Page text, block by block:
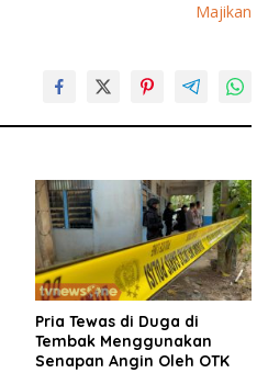
Majikan
Pria Tewas di Duga di
Tembak Menggunakan
Senapan Angin Oleh OTK